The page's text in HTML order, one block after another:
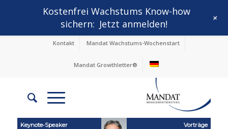
Kontakt Mandat Wachstums-Wochenstart
Mandat Growthletter®
Keynote‑Speaker
Vorträge
Kostenfrei Wachstums Know-how
sichern: Jetzt anmelden! +